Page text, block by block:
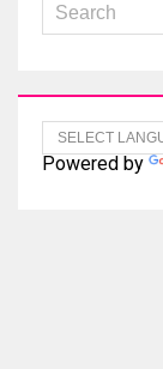
Powered by